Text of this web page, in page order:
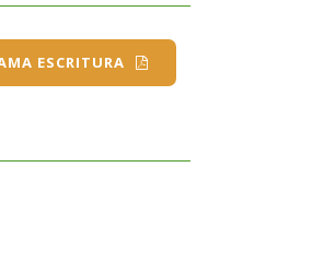
ESCRITURA